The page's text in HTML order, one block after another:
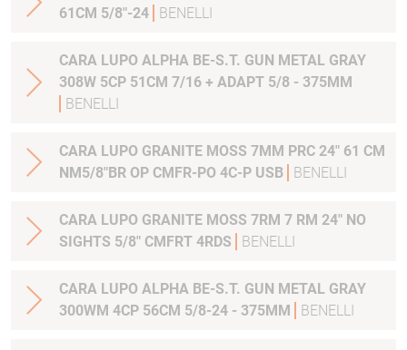
61CM 5/8"-24
BENELLI
CARA LUPO ALPHA BE-S.T. GUN METAL GRAY
308W 5CP 51CM 7/16 + ADAPT 5/8 - 375MM
BENELLI
CARA LUPO GRANITE MOSS 7MM PRC 24" 61 CM
NM5/8"BR OP CMFR-PO 4C-P USB
BENELLI
CARA LUPO GRANITE MOSS 7RM 7 RM 24" NO
SIGHTS 5/8" CMFRT 4RDS
BENELLI
CARA LUPO ALPHA BE-S.T. GUN METAL GRAY
300WM 4CP 56CM 5/8-24 - 375MM
BENELLI